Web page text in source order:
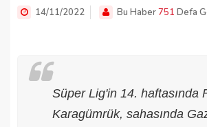
14/11/2022 Bu Haber751 Defa
Süper Lig'in 14. haftasında
Karagümrük, sahasında